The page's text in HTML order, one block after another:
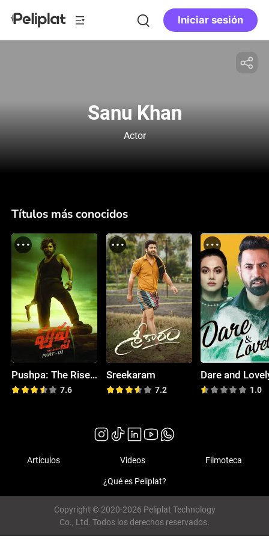
Iniciar sesión
Sanu Khan
Actor
Títulos más conocidos
Pushpa: The Rise - Part 1
7.6
Sreekaram
7.2
Dare and
1.0
Artículos Videos Filmoteca
¿Qué es Peliplat?
Copyright © 2020-2026 Peliplat Technology
Co., Ltd. Todos los derechos reservados.